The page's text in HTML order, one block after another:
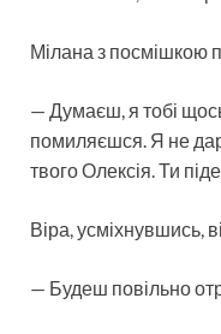
Мілана з посмішкою
— Думаєш, я тобі
помиляєшся. Я не
твого Олексія. Ти
Віра, усміхнувшись,
— Будеш повільно